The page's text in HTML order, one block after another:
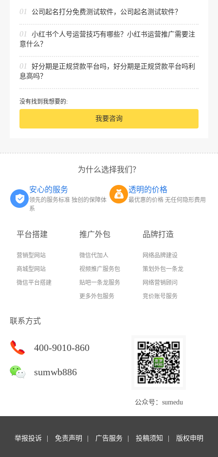
01 公司起名打分免费测试软件，公司起名测试软件？
01
小红书个人号运营技巧有哪些？小红书运营推广需要注
意什么？
01
好分期是正规贷款平台吗，好分期是正规贷款平台吗利
息高吗？
没有找到我想要的:
我要咨询
为什么选择我们？
安心的服务
领先的服务标准 独创的保障体
系
透明的价格
最优惠的价格 无任何隐形费用
平台搭建
营销型网站
商城型网站
微信平台搭建
推广外包
微信代加人
视频推广服务包
贴吧一条龙服务
更多外包服务
品牌打造
网络品牌建设
策划外包一条龙
网络营销顾问
竞价账号服务
联系方式
400-9010-860
sumwb886
公众号：sumedu
举报投诉 免责声明 广告服务 投稿须知 版权申明